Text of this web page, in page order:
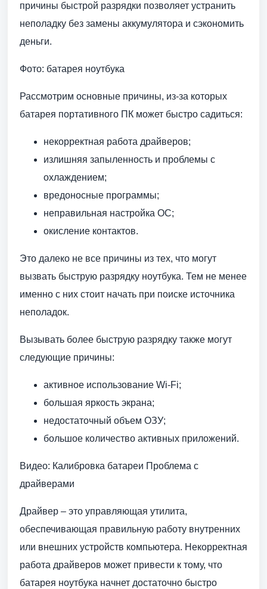
причины быстрой разрядки позволяет устранить
неполадку без замены аккумулятора и сэкономить
деньги.
Фото: батарея ноутбука
Рассмотрим основные причины, из-за которых
батарея портативного ПК может быстро садиться:
некорректная работа драйверов;
излишняя запыленность и проблемы с
охлаждением;
вредоносные программы;
неправильная настройка ОС;
окисление контактов.
Это далеко не все причины из тех, что могут
вызвать быструю разрядку ноутбука. Тем не менее
именно с них стоит начать при поиске источника
неполадок.
Вызывать более быструю разрядку также могут
следующие причины:
активное использование Wi-Fi;
большая яркость экрана;
недостаточный объем ОЗУ;
большое количество активных приложений.
Видео: Калибровка батареи Проблема с
драйверами
Драйвер – это управляющая утилита,
обеспечивающая правильную работу внутренних
или внешних устройств компьютера. Некорректная
работа драйверов может привести к тому, что
батарея ноутбука начнет достаточно быстро